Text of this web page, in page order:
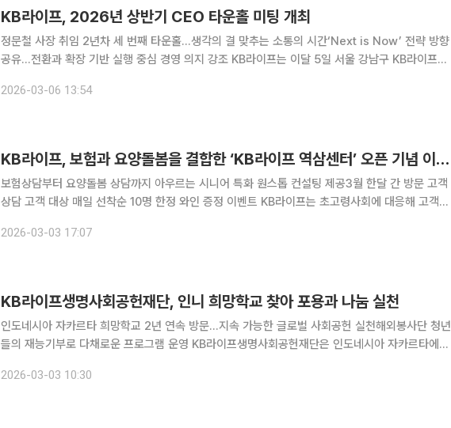
KB라이프, 2026년 상반기 CEO 타운홀 미팅 개최
정문철 사장 취임 2년차 세 번째 타운홀…생각의 결 맞추는 소통의 시간‘Next is Now’ 전략 방향
공유…전환과 확장 기반 실행 중심 경영 의지 강조 KB라이프는 이달 5일 서울 강남구 KB라이프타
나는 조직, 시작되는 내일’이라는 부제 아래 임직
2026-03-06 13:54
KB라이프, 보험과 요양돌봄을 결합한 ‘KB라이프 역삼센터’ 오픈 기념 이벤트 실시
보험상담부터 요양돌봄 상담까지 아우르는 시니어 특화 원스톱 컨설팅 제공3월 한달 간 방문 고객
상담 고객 대상 매일 선착순 10명 한정 와인 증정 이벤트 KB라이프는 초고령사회에 대응해 고객의
2026-03-03 17:07
KB라이프생명사회공헌재단, 인니 희망학교 찾아 포용과 나눔 실천
인도네시아 자카르타 희망학교 2년 연속 방문…지속 가능한 글로벌 사회공헌 실천해외봉사단 청년
들의 재능기부로 다채로운 프로그램 운영 KB라이프생명사회공헌재단은 인도네시아 자카르타에서
동은 인도네시아 자카르타 희망학교를 2년 연속 방문해 청년들의 재능기부로 포
2026-03-03 10:30